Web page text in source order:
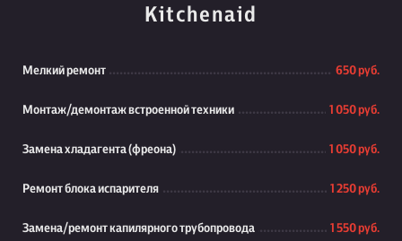
Kitchenaid
Мелкий ремонт 650 руб.
Монтаж/демонтаж встроенной техники 1 050 руб.
Замена хладагента (фреона) 1 050 руб.
Ремонт блока испарителя 1 250 руб.
Замена/ремонт капилярного трубопровода 1 550 руб.